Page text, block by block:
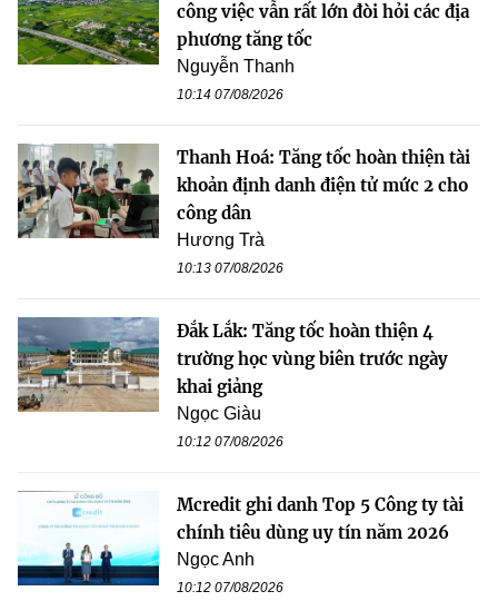
công việc vẫn rất lớn đòi hỏi các địa
phương tăng tốc
Nguyễn Thanh
10:14 07/08/2026
Thanh Hoá: Tăng tốc hoàn thiện tài
khoản định danh điện tử mức 2 cho
công dân
Hương Trà
10:13 07/08/2026
Đắk Lắk: Tăng tốc hoàn thiện 4
trường học vùng biên trước ngày
khai giảng
Ngọc Giàu
10:12 07/08/2026
Mcredit ghi danh Top 5 Công ty tài
chính tiêu dùng uy tín năm 2026
Ngọc Anh
10:12 07/08/2026